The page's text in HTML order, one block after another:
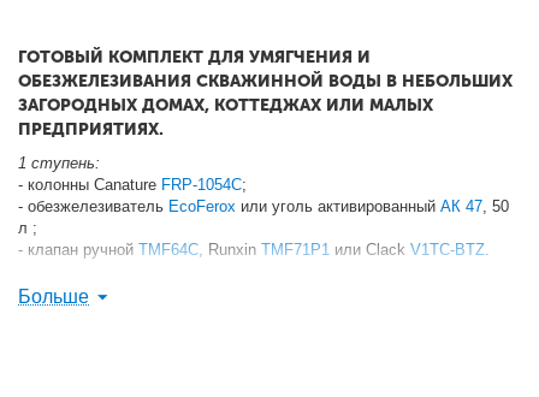
ГОТОВЫЙ КОМПЛЕКТ ДЛЯ УМЯГЧЕНИЯ И
ОБЕЗЖЕЛЕЗИВАНИЯ СКВАЖИННОЙ ВОДЫ В НЕБОЛЬШИХ
ЗАГОРОДНЫХ ДОМАХ, КОТТЕДЖАХ ИЛИ МАЛЫХ
ПРЕДПРИЯТИЯХ.
1 ступень:
- колонны Canature FRP-1054C;
- обезжелезиватель EcoFerox или уголь активированныйАК 47, 50
л ;
- клапан ручнойTMF64C, RunxinTMF71P1 или ClackV1TC-BTZ.
2 ступень:
Больше